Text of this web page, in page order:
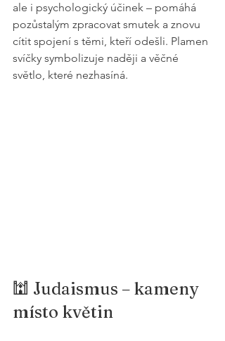
ale i psychologický účinek – pomáhá
pozůstalým zpracovat smutek a znovu
cítit spojení s těmi, kteří odešli. Plamen
svíčky symbolizuje naději a věčné
světlo, které nezhasíná.
🕍 Judaismus – kameny
místo květin